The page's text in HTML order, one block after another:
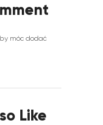
móc dodać
Like